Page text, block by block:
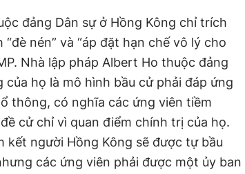
đảng Dân sự ở Hồng Kông chỉ trích
nén” và “áp đặt hạn chế vô lý cho
Nhà lập pháp Albert Ho thuộc đảng
họ là mô hình bầu cử phải đáp ứng
thông, có nghĩa các ứng viên tiềm
cử chỉ vì quan điểm chính trị của họ.
người Hồng Kông sẽ được tự bầu
các ứng viên phải được một ủy ban